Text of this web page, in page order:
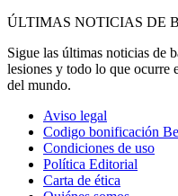
ÚLTIMAS NOTICIAS DE
Sigue las últimas noticias de
lesiones y todo lo que ocurre
del mundo.
Aviso legal
Codigo bonificación
Condiciones de uso
Política Editorial
Carta de ética